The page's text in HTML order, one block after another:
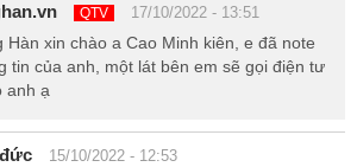
QTV 17/10/2022 - 13:51
Hàn xin chào a Cao Minh kiên, e đã note
tin của anh, một lát bên em sẽ gọi điện tư
anh ạ
15/10/2022 - 12:53